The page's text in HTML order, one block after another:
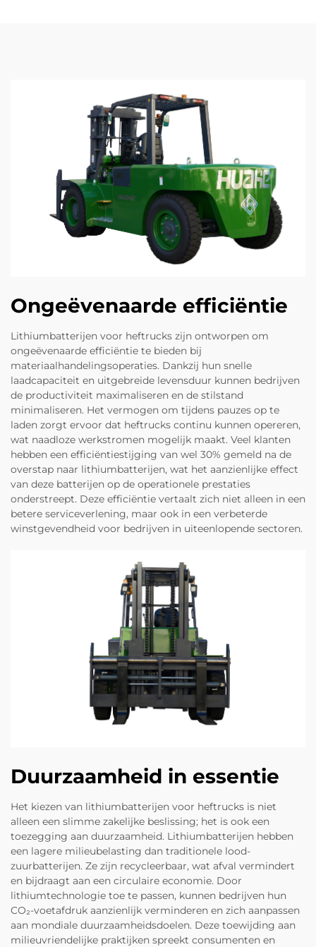
Ongeëvenaarde efficiëntie
Lithiumbatterijen voor heftrucks zijn ontworpen om
ongeëvenaarde efficiëntie te bieden bij
materiaalhandelingsoperaties. Dankzij hun snelle
laadcapaciteit en uitgebreide levensduur kunnen bedrijven
de productiviteit maximaliseren en de stilstand
minimaliseren. Het vermogen om tijdens pauzes op te
laden zorgt ervoor dat heftrucks continu kunnen opereren,
wat naadloze werkstromen mogelijk maakt. Veel klanten
hebben een efficiëntiestijging van wel 30% gemeld na de
overstap naar lithiumbatterijen, wat het aanzienlijke effect
van deze batterijen op de operationele prestaties
onderstreept. Deze efficiëntie vertaalt zich niet alleen in een
betere serviceverlening, maar ook in een verbeterde
winstgevendheid voor bedrijven in uiteenlopende sectoren.
Duurzaamheid in essentie
Het kiezen van lithiumbatterijen voor heftrucks is niet
alleen een slimme zakelijke beslissing; het is ook een
toezegging aan duurzaamheid. Lithiumbatterijen hebben
een lagere milieubelasting dan traditionele lood-
zuurbatterijen. Ze zijn recycleerbaar, wat afval vermindert
en bijdraagt aan een circulaire economie. Door
lithiumtechnologie toe te passen, kunnen bedrijven hun
CO₂-voetafdruk aanzienlijk verminderen en zich aanpassen
aan mondiale duurzaamheidsdoelen. Deze toewijding aan
milieuvriendelijke praktijken spreekt consumenten en